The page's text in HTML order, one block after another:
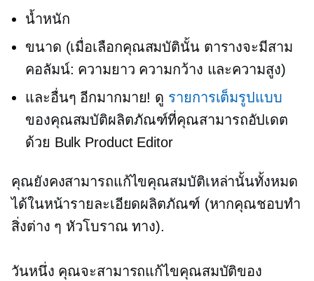
น้ำหนัก
ขนาด (เมื่อเลือกคุณสมบัตินั้น ตารางจะมีสาม
คอลัมน์: ความยาว ความกว้าง และความสูง)
และอื่นๆ อีกมากมาย! ดู รายการเต็มรูปแบบ
ของคุณสมบัติผลิตภัณฑ์ที่คุณสามารถอัปเดต
ด้วย Bulk Product Editor
คุณยังคงสามารถแก้ไขคุณสมบัติเหล่านั้นทั้งหมด
ได้ในหน้ารายละเอียดผลิตภัณฑ์ (หากคุณชอบทำ
สิ่งต่าง ๆ หัวโบราณ ทาง).
วันหนึ่ง คุณจะสามารถแก้ไขคุณสมบัติของ